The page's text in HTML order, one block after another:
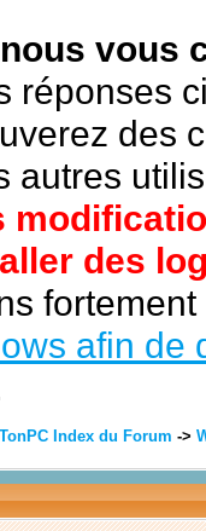
vous
réponses
des
autres
des
afin de
Index du Forum ->